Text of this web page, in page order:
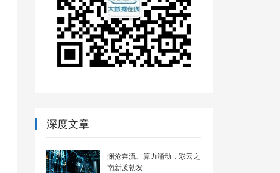
深度文章
澜沧奔流、算力涌动，彩云之
南新质勃发